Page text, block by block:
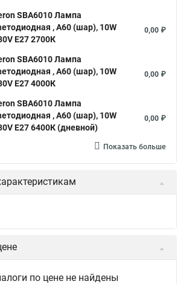
SBA6010 Лампа
, A60 (шар), 10W
E27 2700К
0,00 ₽
SBA6010 Лампа
, A60 (шар), 10W
E27 4000К
0,00 ₽
SBA6010 Лампа
, A60 (шар), 10W
E27 6400К (дневной)
0,00 ₽
Показать больше
по цене не найдены